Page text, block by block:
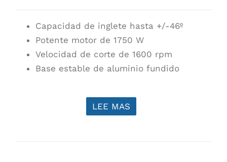
Capacidad de inglete hasta +/-46º
Potente motor de 1750 W
Velocidad de corte de 1600 rpm
Base estable de aluminio fundido
LEE MAS